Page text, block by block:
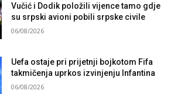
Vučić i Dodik položili vijence tamo gdje
su srpski avioni pobili srpske civile
06/08/2026
Uefa ostaje pri prijetnji bojkotom Fifa
takmičenja uprkos izvinjenju Infantina
06/08/2026